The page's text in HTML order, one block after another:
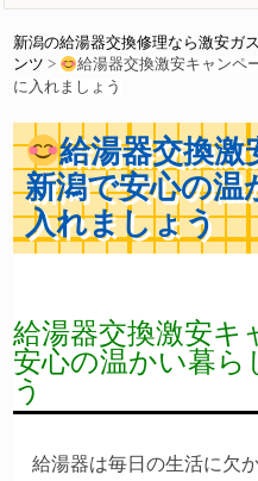
新潟の給湯器交換修理なら激安ガ
ンツ >
給湯器交換激安キャンペ
に入れましょう
給湯器交換
新潟で安心の温
入れましょう
給湯器交換激安キ
安心の温かい暮ら
う
給湯器は毎日の生活に欠